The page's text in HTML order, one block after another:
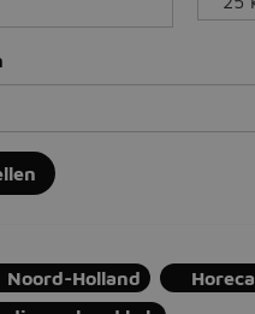
Noord-Holland